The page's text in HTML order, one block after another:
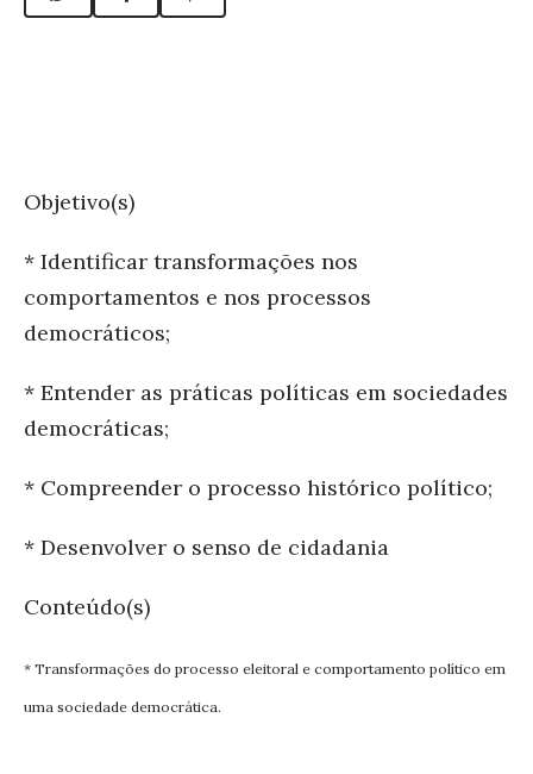
Objetivo(s)
* Identificar transformações nos
comportamentos e nos processos
democráticos;
* Entender as práticas políticas em sociedades
democráticas;
* Compreender o processo histórico político;
* Desenvolver o senso de cidadania
Conteúdo(s)
* Transformações do processo eleitoral e comportamento político em
uma sociedade democrática.